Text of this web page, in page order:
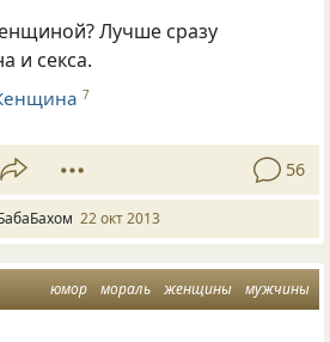
Лучше сразу
и секса.
7
56
22 окт 2013
юмор мораль женщины мужчины